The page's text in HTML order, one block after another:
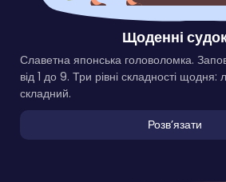
Щоденні
Славетна японська головоломка.
від 1 до 9. Три рівні складності щодня:
складний.
Розвʼязати